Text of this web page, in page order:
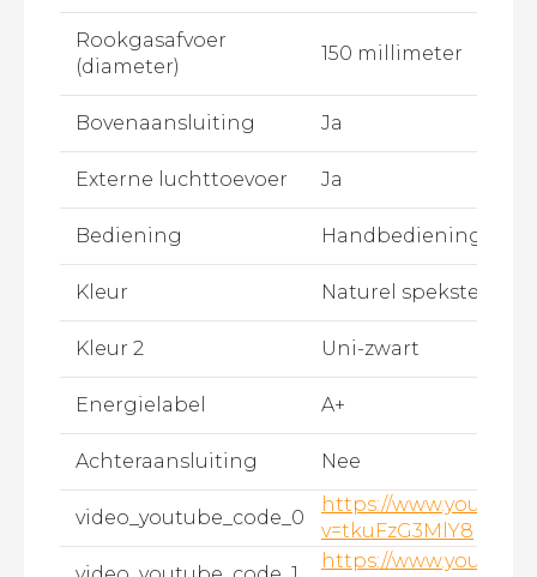
Rookgasafvoer
(diameter)
150 millimeter
Bovenaansluiting Ja
Externe luchttoevoer Ja
Bediening Handbediening
Kleur Naturel speksteen
Kleur 2 Uni-zwart
Energielabel A+
Achteraansluiting Nee
video_youtube_code_0
https://
v=tkuFzG3MlY8
https://